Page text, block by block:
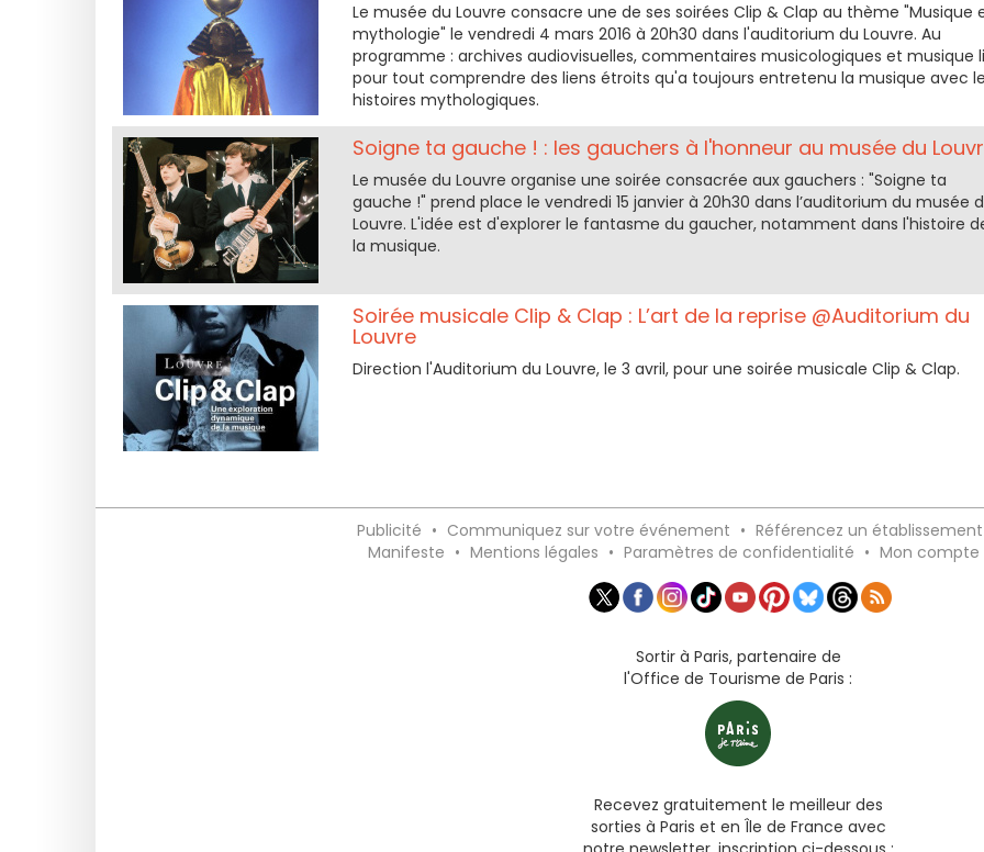
Le musée du Louvre consacre une de ses soirées Clip & Clap au thème "Musique
mythologie" le vendredi 4 mars 2016 à 20h30 dans l'auditorium du Louvre. Au
programme : archives audiovisuelles, commentaires musicologiques et musique
pour tout comprendre des liens étroits qu'a toujours entretenu la musique avec
histoires mythologiques.
Soigne ta gauche ! : les gauchers à l'honneur au musée du
Le musée du Louvre organise une soirée consacrée aux gauchers : "Soigne ta
gauche !" prend place le vendredi 15 janvier à 20h30 dans l’auditorium du musée
Louvre. L'idée est d'explorer le fantasme du gaucher, notamment dans l'histoire
la musique.
Soirée musicale Clip & Clap : L’art de la reprise @Auditorium du
Louvre
Direction l'Auditorium du Louvre, le 3 avril, pour une soirée musicale Clip & Clap.
Publicité • Communiquez sur votre événement • Référencez un établissement
Manifeste • Mentions légales • Paramètres de confidentialité • Mon compte
Sortir à Paris, partenaire de
l'Office de Tourisme de Paris :
Recevez gratuitement le meilleur des
sorties à Paris et en Île de France avec